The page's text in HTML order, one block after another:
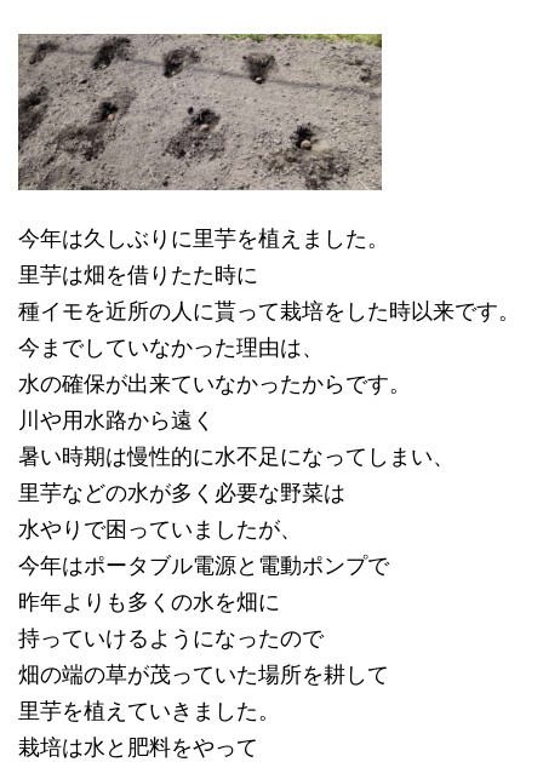
今年は久しぶりに里芋を植えました。
里芋は畑を借りたた時に
種イモを近所の人に貰って栽培をした時以来です。
今までしていなかった理由は、
水の確保が出来ていなかったからです。
川や用水路から遠く
暑い時期は慢性的に水不足になってしまい、
里芋などの水が多く必要な野菜は
水やりで困っていましたが、
今年はポータブル電源と電動ポンプで
昨年よりも多くの水を畑に
持っていけるようになったので
畑の端の草が茂っていた場所を耕して
里芋を植えていきました。
栽培は水と肥料をやって